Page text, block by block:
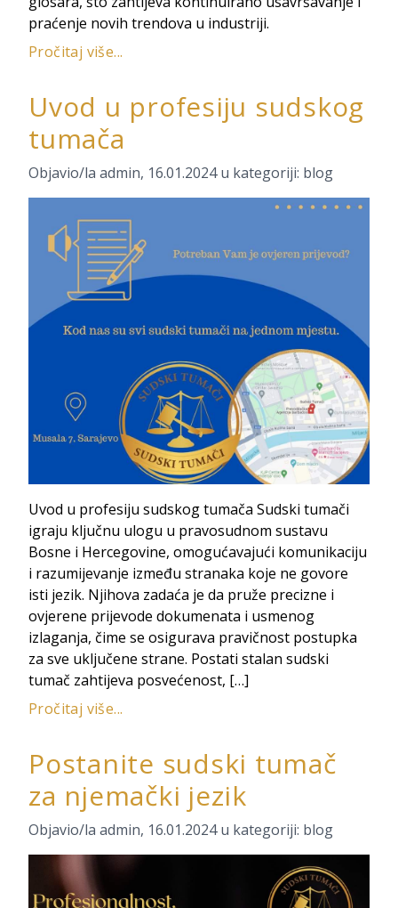
praćenje novih trendova u industriji.
Pročitaj više...
Uvod u profesiju sudskog
tumača
Objavio/la admin, 16.01.2024u kategoriji: blog
Uvod u profesiju sudskog tumača Sudski tumači
igraju ključnu ulogu u pravosudnom sustavu
Bosne i Hercegovine, omogućavajući komunikaciju
i razumijevanje između stranaka koje ne govore
isti jezik. Njihova zadaća je da pruže precizne i
ovjerene prijevode dokumenata i usmenog
izlaganja, čime se osigurava pravičnost postupka
za sve uključene strane. Postati stalan sudski
tumač zahtijeva posvećenost, […]
Pročitaj više...
Postanite sudski tumač
za njemački jezik
Objavio/la admin, 16.01.2024u kategoriji: blog